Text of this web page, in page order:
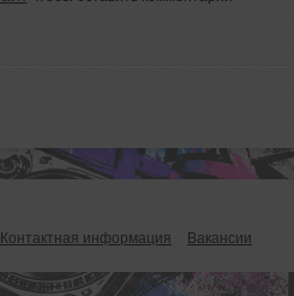
Контактная информация Вакансии